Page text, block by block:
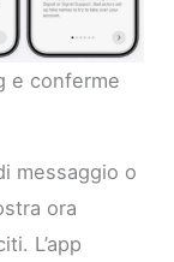
e conferme
messaggio o
ora
L’app